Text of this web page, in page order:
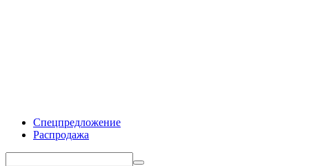
Спецпредложение
Распродажа